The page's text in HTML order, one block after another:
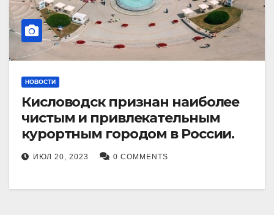
НОВОСТИ
Кисловодск признан наиболее
чистым и привлекательным
курортным городом в России.
ИЮЛ 20, 2023 0 COMMENTS